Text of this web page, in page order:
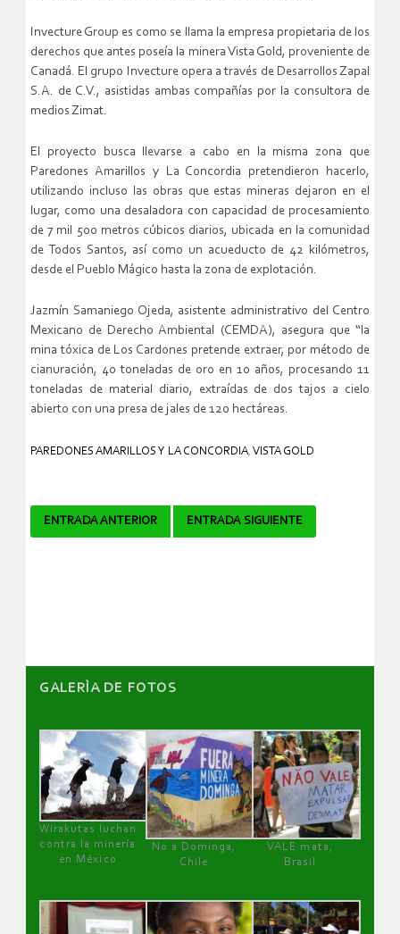
Invecture Group es como se llama la empresa propietaria de los
derechos que antes poseía la minera Vista Gold, proveniente de
Canadá. El grupo Invecture opera a través de Desarrollos Zapal
S.A. de C.V., asistidas ambas compañías por la consultora de
medios Zimat.
El proyecto busca llevarse a cabo en la misma zona que
Paredones Amarillos y La Concordia pretendieron hacerlo,
utilizando incluso las obras que estas mineras dejaron en el
lugar, como una desaladora con capacidad de procesamiento
de 7 mil 500 metros cúbicos diarios, ubicada en la comunidad
de Todos Santos, así como un acueducto de 42 kilómetros,
desde el Pueblo Mágico hasta la zona de explotación.
Jazmín Samaniego Ojeda, asistente administrativo del Centro
Mexicano de Derecho Ambiental (CEMDA), asegura que “la
mina tóxica de Los Cardones pretende extraer, por método de
cianuración, 40 toneladas de oro en 10 años, procesando 11
toneladas de material diario, extraídas de dos tajos a cielo
abierto con una presa de jales de 120 hectáreas.
PAREDONES AMARILLOS Y LA CONCORDIA, VISTA GOLD
Navegador
ENTRADA ANTERIOR ENTRADA SIGUIENTE
GALERÌA DE FOTOS
Wirakutas luchan
contra la minería
en México
No a Dominga,
Chile
VALE mata,
Brasil